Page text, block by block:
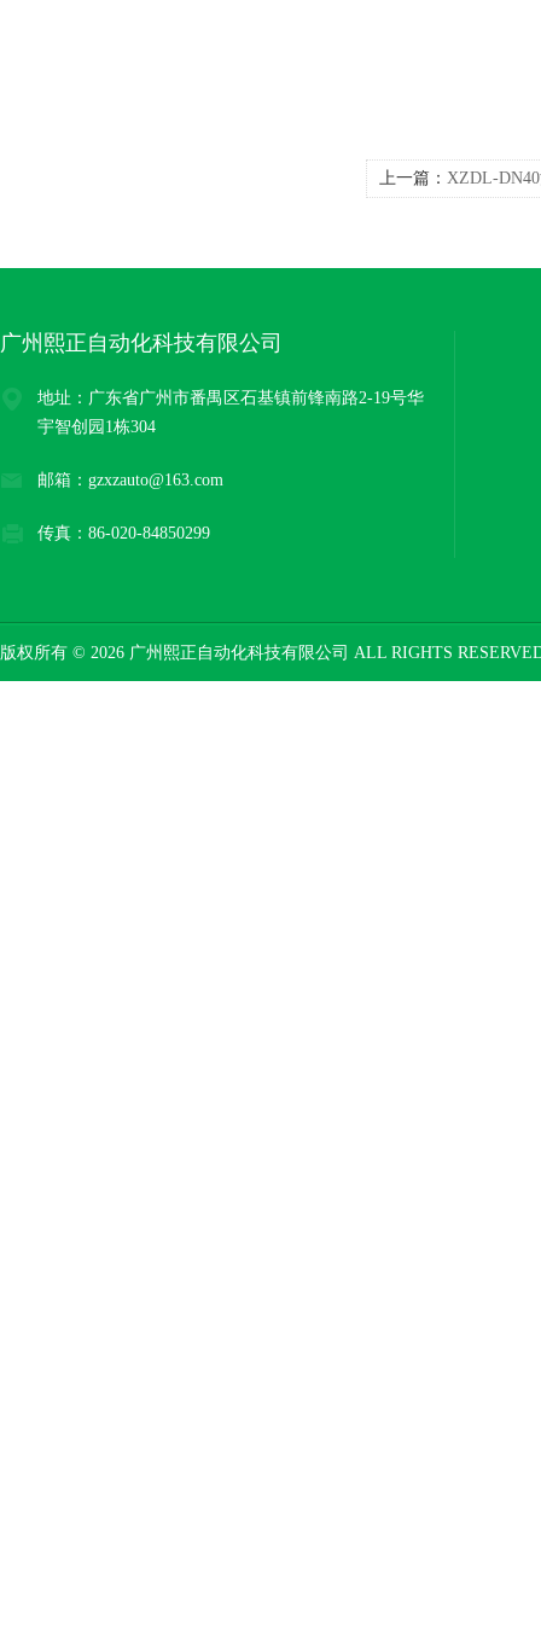
上一篇： XZDL-
广州熙正自动化科技有限公司
地址：广东省广州市番禺区石基镇前锋南路2-19号华
宇智创园1栋304
邮箱：gzxzauto@163.com
传真：86-020-84850299
版权所有 © 2026 广州熙正自动化科技有限公司 ALL RIGHTS